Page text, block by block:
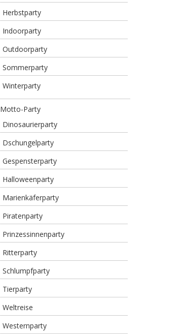
Herbstparty
Indoorparty
Outdoorparty
Sommerparty
Winterparty
Motto-Party
Dinosaurierparty
Dschungelparty
Gespensterparty
Halloweenparty
Marienkäferparty
Piratenparty
Prinzessinnenparty
Ritterparty
Schlumpfparty
Tierparty
Weltreise
Westernparty